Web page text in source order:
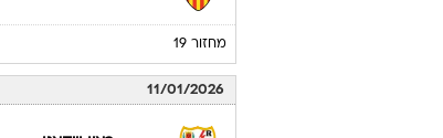
מחזור 19
11/01/2026